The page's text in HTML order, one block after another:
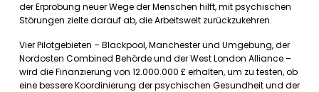
der Erprobung neuer Wege der Menschen hilft, mit psychischen
Störungen zielte darauf ab, die Arbeitswelt zurückzukehren.
Vier Pilotgebieten – Blackpool, Manchester und Umgebung, der
Nordosten Combined Behörde und der West London Alliance –
wird die Finanzierung von 12.000.000 £ erhalten, um zu testen, ob
eine bessere Koordinierung der psychischen Gesundheit und der